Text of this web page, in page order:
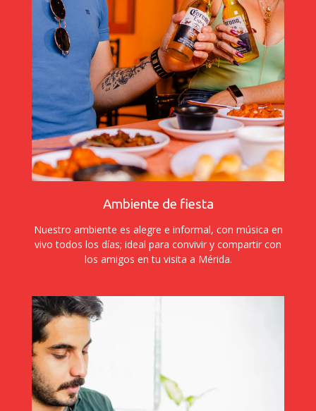
Ambiente de fiesta
Nuestro ambiente es alegre e informal, con música en
vivo todos los días; ideal para convivir y compartir con
los amigos en tu visita a Mérida.